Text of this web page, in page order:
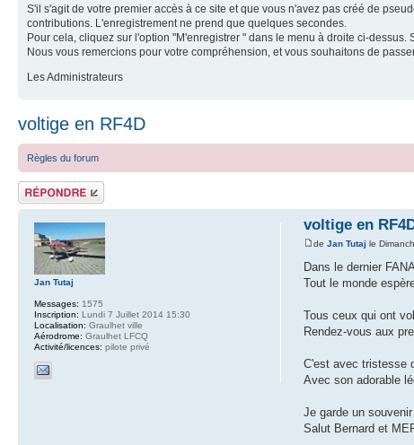
S'il s'agit de votre premier accès à ce site et que vous n'avez pas créé de
contributions. L'enregistrement ne prend que quelques secondes.
Pour cela, cliquez sur l'option "M'enregistrer " dans le menu à droite ci-
Nous vous remercions pour votre compréhension, et vous souhaitons de
Les Administrateurs
voltige en RF4D
Règles du forum
Répondre
voltige en
deJan Tutaj le
Dans le dernier
Tout le monde
Tous ceux qui ont
Rendez-vous aux
C'est avec tristesse
Avec son adorable
Je garde un
Salut Bernard et
Jan Tutaj
Messages: 1575
Inscription: Lundi 7 Juillet 2014 15:30
Localisation: Graulhet ville
Aérodrome: Graulhet LFCQ
Activité/licences: pilote privé